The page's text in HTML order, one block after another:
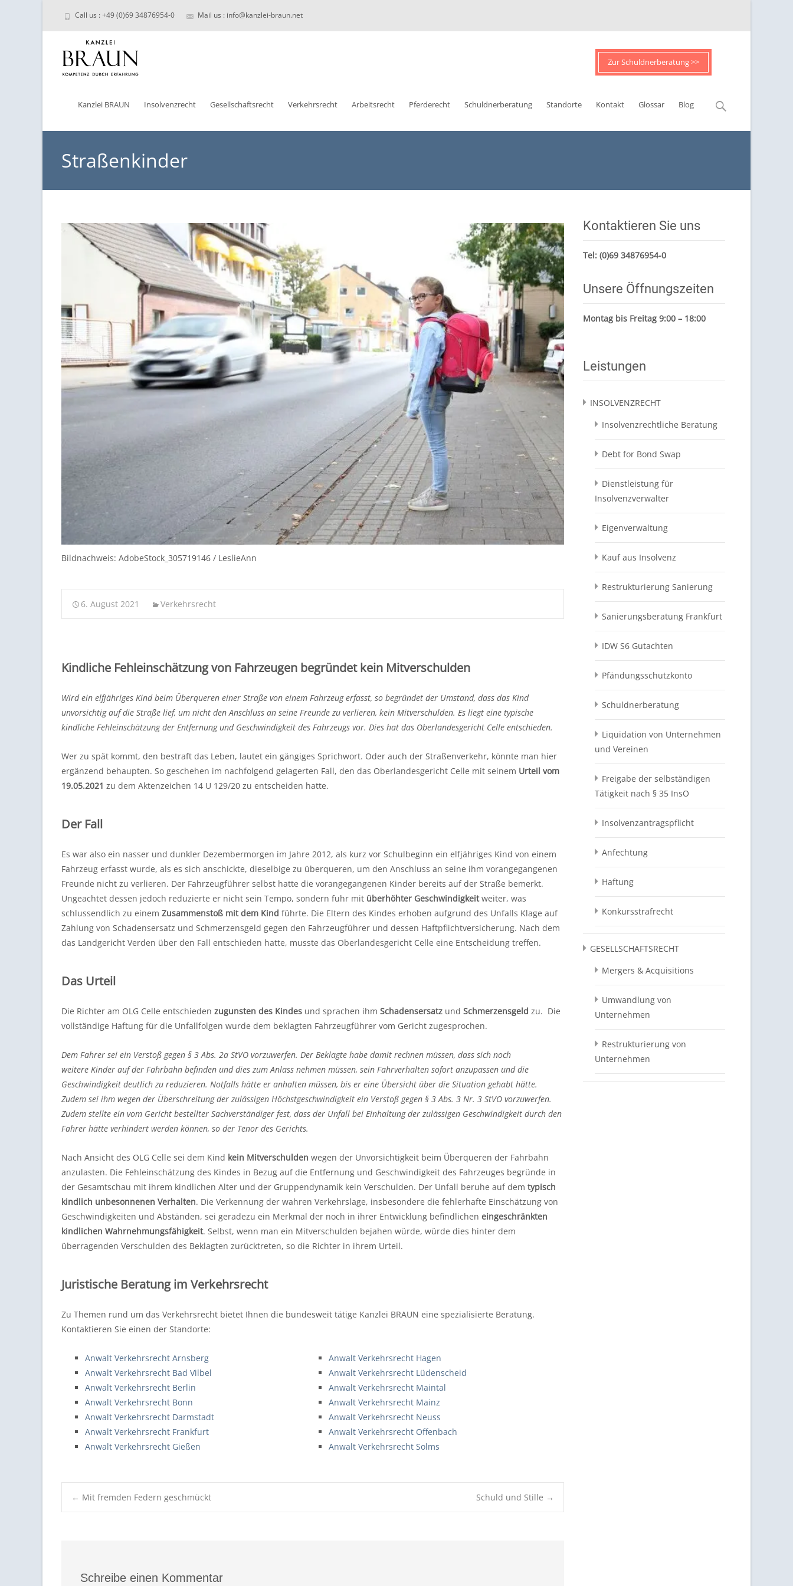
Call us : +49 (0)69 34876954-0 Mail us : info@kanzlei-braun.net
toKanzlei BRAUN Insolvenzrecht Gesellschaftsrecht Verkehrsrecht Arbeitsrecht Pferderecht Schuldnerberatung Standorte Kontakt
Zur Schuldnerberatung >>
Glossar Blog
Suchen
nach:
Straßenkinder
Bildnachweis: AdobeStock_305719146 / LeslieAnn
6. August 2021 Verkehrsrecht
Kindliche Fehleinschätzung von Fahrzeugen begründet kein Mitverschulden
Wird ein elfjähriges Kind beim Überqueren einer Straße von einem Fahrzeug erfasst, so begründet der Umstand, dass das Kind
unvorsichtig auf die Straße lief, um nicht den Anschluss an seine Freunde zu verlieren, kein Mitverschulden. Es liegt eine typische
kindliche Fehleinschätzung der Entfernung und Geschwindigkeit des Fahrzeugs vor. Dies hat das Oberlandesgericht Celle entschieden.
Wer zu spät kommt, den bestraft das Leben, lautet ein gängiges Sprichwort. Oder auch der Straßenverkehr, könnte man hier
ergänzend behaupten. So geschehen im nachfolgend gelagerten Fall, den das Oberlandesgericht Celle mit seinem Urteil vom
19.05.2021 zu dem Aktenzeichen 14 U 129/20 zu entscheiden hatte.
Der Fall
Es war also ein nasser und dunkler Dezembermorgen im Jahre 2012, als kurz vor Schulbeginn ein elfjähriges Kind von einem
Fahrzeug erfasst wurde, als es sich anschickte, dieselbige zu überqueren, um den Anschluss an seine ihm vorangegangenen
Freunde nicht zu verlieren. Der Fahrzeugführer selbst hatte die vorangegangenen Kinder bereits auf der Straße bemerkt.
Ungeachtet dessen jedoch reduzierte er nicht sein Tempo, sondern fuhr mit überhöhter Geschwindigkeitweiter, was
schlussendlich zu einem Zusammenstoß mit dem Kind führte. Die Eltern des Kindes erhoben aufgrund des Unfalls Klage auf
Zahlung von Schadensersatz und Schmerzensgeld gegen den Fahrzeugführer und dessen Haftpflichtversicherung. Nach dem
das Landgericht Verden über den Fall entschieden hatte, musste das Oberlandesgericht Celle eine Entscheidung treffen.
Das Urteil
Die Richter am OLG Celle entschieden zugunsten des Kindes und sprachen ihm Schadensersatz und Schmerzensgeld zu. Die
vollständige Haftung für die Unfallfolgen wurde dem beklagten Fahrzeugführer vom Gericht zugesprochen.
Dem Fahrer sei ein Verstoß gegen § 3 Abs. 2a StVO vorzuwerfen. Der Beklagte habe damit rechnen müssen, dass sich noch
weitere Kinder auf der Fahrbahn befinden und dies zum Anlass nehmen müssen, sein Fahrverhalten sofort anzupassen und die
Geschwindigkeit deutlich zu reduzieren. Notfalls hätte er anhalten müssen, bis er eine Übersicht über die Situation gehabt hätte.
Zudem sei ihm wegen der Überschreitung der zulässigen Höchstgeschwindigkeit ein Verstoß gegen § 3 Abs. 3 Nr. 3 StVO vorzuwerfen.
Zudem stellte ein vom Gericht bestellter Sachverständiger fest, dass der Unfall bei Einhaltung der zulässigen Geschwindigkeit durch den
Fahrer hätte verhindert werden können, so der Tenor des Gerichts.
Nach Ansicht des OLG Celle sei dem Kind kein Mitverschulden wegen der Unvorsichtigkeit beim Überqueren der Fahrbahn
anzulasten. Die Fehleinschätzung des Kindes in Bezug auf die Entfernung und Geschwindigkeit des Fahrzeuges begründe in
der Gesamtschau mit ihrem kindlichen Alter und der Gruppendynamik kein Verschulden. Der Unfall beruhe auf dem typisch
kindlich unbesonnenen Verhalten. Die Verkennung der wahren Verkehrslage, insbesondere die fehlerhafte Einschätzung von
Geschwindigkeiten und Abständen, sei geradezu ein Merkmal der noch in ihrer Entwicklung befindlichen eingeschränkten
kindlichen Wahrnehmungsfähigkeit. Selbst, wenn man ein Mitverschulden bejahen würde, würde dies hinter dem
überragenden Verschulden des Beklagten zurücktreten, so die Richter in ihrem Urteil.
Juristische Beratung im Verkehrsrecht
Zu Themen rund um das Verkehrsrecht bietet Ihnen die bundesweit tätige Kanzlei BRAUN eine spezialisierte Beratung.
Kontaktieren Sie einen der Standorte:
Anwalt Verkehrsrecht Arnsberg
Anwalt Verkehrsrecht Bad Vilbel
Anwalt Verkehrsrecht Berlin
Anwalt Verkehrsrecht Bonn
Anwalt Verkehrsrecht Darmstadt
Anwalt Verkehrsrecht Frankfurt
Anwalt Verkehrsrecht Gießen
Anwalt Verkehrsrecht Hagen
Anwalt Verkehrsrecht Lüdenscheid
Anwalt Verkehrsrecht Maintal
Anwalt Verkehrsrecht Mainz
Anwalt Verkehrsrecht Neuss
Anwalt Verkehrsrecht Offenbach
Anwalt Verkehrsrecht Solms
Post
← Mit fremden Federn geschmückt Schuld und Stille →
Schreibe einen Kommentar
Kontaktieren Sie uns
Tel: (0)69 34876954-0
Unsere Öffnungszeiten
Montag bis Freitag 9:00 – 18:00
Leistungen
INSOLVENZRECHT
Insolvenzrechtliche Beratung
Debt for Bond Swap
Dienstleistung für
Insolvenzverwalter
Eigenverwaltung
Kauf aus Insolvenz
Restrukturierung Sanierung
Sanierungsberatung Frankfurt
IDW S6 Gutachten
Pfändungsschutzkonto
Schuldnerberatung
Liquidation von Unternehmen
und Vereinen
Freigabe der selbständigen
Tätigkeit nach § 35 InsO
Insolvenzantragspflicht
Anfechtung
Haftung
Konkursstrafrecht
GESELLSCHAFTSRECHT
Mergers & Acquisitions
Umwandlung von
Unternehmen
Restrukturierung von
Unternehmen